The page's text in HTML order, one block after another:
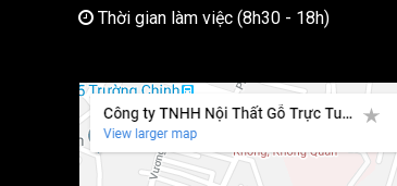
Thời gian làm việc (8h30 - 18h)